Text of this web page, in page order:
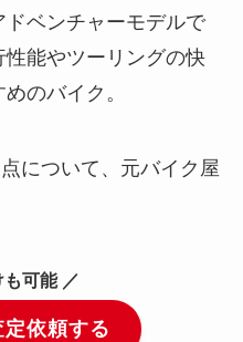
ベンチャーモデルで
能やツーリングの快
のバイク。
について、元バイク屋
可能 ／
依頼する